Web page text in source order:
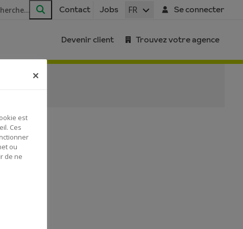
Rechercher
Contact Jobs FR Se connecter
Devenir client Trouvez votre agence
est
Ces
ou
de ne